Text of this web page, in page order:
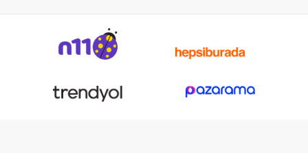
Soketi